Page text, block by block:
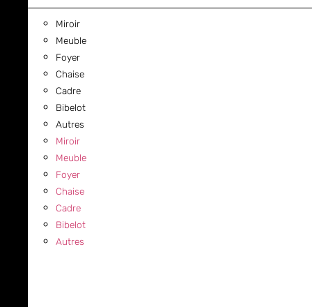
Miroir
Meuble
Foyer
Chaise
Cadre
Bibelot
Autres
Miroir
Meuble
Foyer
Chaise
Cadre
Bibelot
Autres